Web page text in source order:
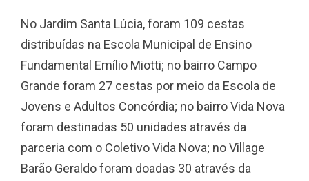
No Jardim Santa Lúcia, foram 109 cestas
distribuídas na Escola Municipal de Ensino
Fundamental Emílio Miotti; no bairro Campo
Grande foram 27 cestas por meio da Escola de
Jovens e Adultos Concórdia; no bairro Vida Nova
foram destinadas 50 unidades através da
parceria com o Coletivo Vida Nova; no Village
Barão Geraldo foram doadas 30 através da